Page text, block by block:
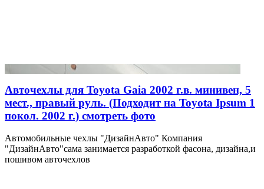
Авточехлы для Toyota Gaia 2002 г.в. минивен, 5
мест., правый руль. (Подходит на Toyota Ipsum 1
покол. 2002 г.) смотреть фото
Автомобильные чехлы "ДизайнАвто" Компания
"ДизайнАвто"сама занимается разработкой фасона, дизайна,и
пошивом авточехлов